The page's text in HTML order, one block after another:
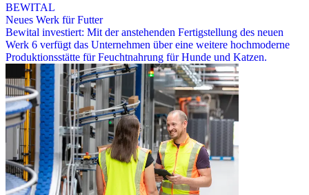
BEWITAL
Neues Werk für Futter
Bewital investiert: Mit der anstehenden Fertigstellung des neuen
Werk 6 verfügt das Unternehmen über eine weitere hochmoderne
Produktionsstätte für Feuchtnahrung für Hunde und Katzen.